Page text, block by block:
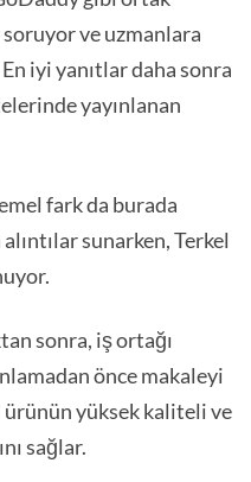
ve uzmanlara
iyi yanıtlar daha sonra
yayınlanan
fark da burada
sunarken, Terkel
sonra, iş ortağı
önce makaleyi
ürünün yüksek kaliteli ve
sağlar.